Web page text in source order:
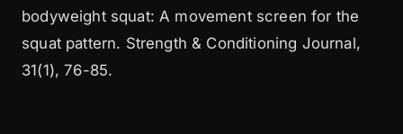
bodyweight squat: A movement screen for the
squat pattern. Strength & Conditioning Journal,
31(1), 76-85.